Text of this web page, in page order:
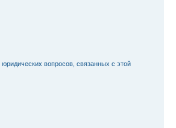
вопросов, связанных с этой